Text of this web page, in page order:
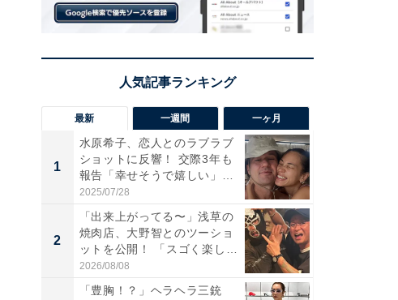
最新 一週間 一ヶ月
1
水原希子、恋人とのラブラブ
ショットに反響！ 交際3年も
報告「幸せそうで嬉しい」
「...
2025/07/28
2
「出来上がってる〜」浅草の
焼肉店、大野智とのツーショ
ットを公開！ 「スゴく楽し
そ...
2026/08/08
「豊胸！？」ヘラヘラ三銃